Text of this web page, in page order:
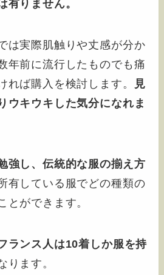
有りません。
は実際肌触りや丈感が分か
年前に流行したものでも痛
れば購入を検討します。
見
ウキウキした気分になれま
強し、伝統的な服の揃え方
有している服でどの種類の
とができます。
フランス人は10着しか服を持
ります。